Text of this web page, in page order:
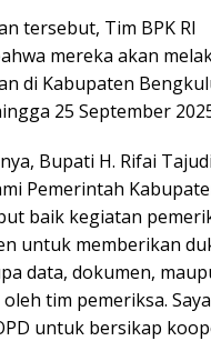
tersebut, Tim BPK RI
mereka akan
di Kabupaten
25 September
Bupati H. Rifai
Pemerintah
baik kegiatan
untuk memberikan
data, dokumen,
tim pemeriksa.
untuk bersikap